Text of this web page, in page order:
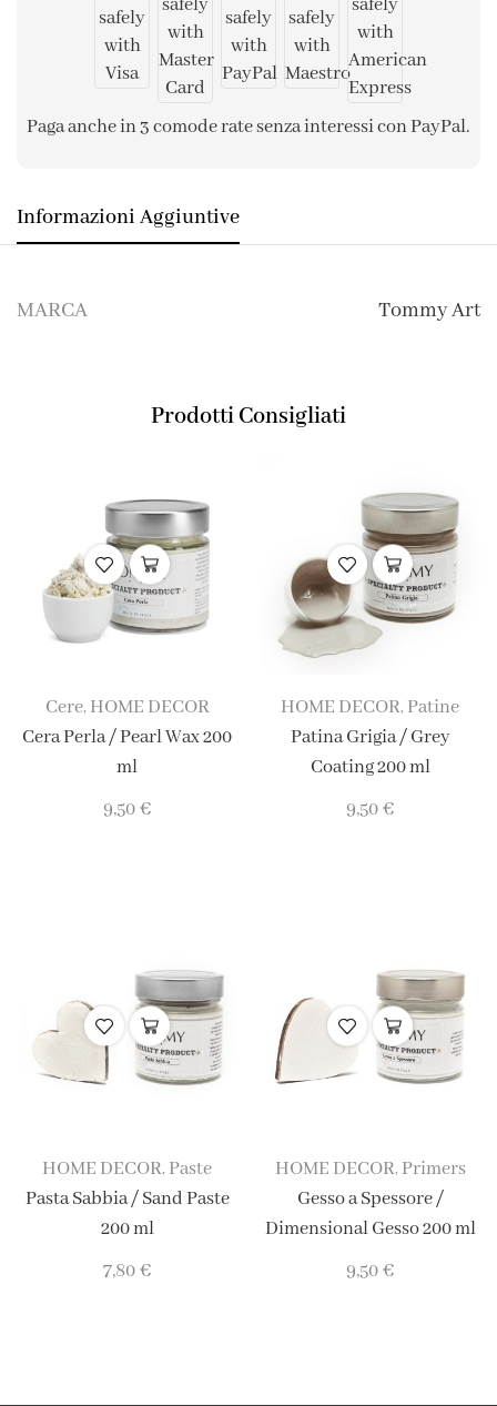
Paga anche in 3 comode rate senza interessi con PayPal.
Informazioni Aggiuntive
MARCA Tommy Art
Prodotti Consigliati
Cere, HOME DECOR
Cera Perla / Pearl Wax 200
ml
9,50€
HOME DECOR, Patine
Patina Grigia / Grey
Coating 200 ml
9,50€
HOME DECOR, Paste
Pasta Sabbia / Sand Paste
200 ml
7,80€
HOME DECOR, Primers
Gesso a Spessore /
Dimensional Gesso 200 ml
9,50€